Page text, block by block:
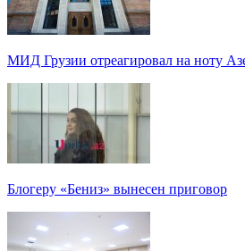
МИД Грузии отреагировал на ноту
Блогеру «Бениз» вынесен приговор